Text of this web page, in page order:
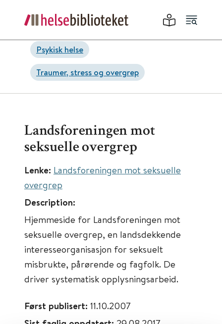
Psykisk helse
Traumer, stress og overgrep
Landsforeningen mot
seksuelle overgrep
Lenke: Landsforeningen mot seksuelle
overgrep
Description:
Hjemmeside for Landsforeningen mot
seksuelle overgrep, en landsdekkende
interesseorganisasjon for seksuelt
misbrukte, pårørende og fagfolk. De
driver systematisk opplysningsarbeid.
Først publisert: 11.10.2007